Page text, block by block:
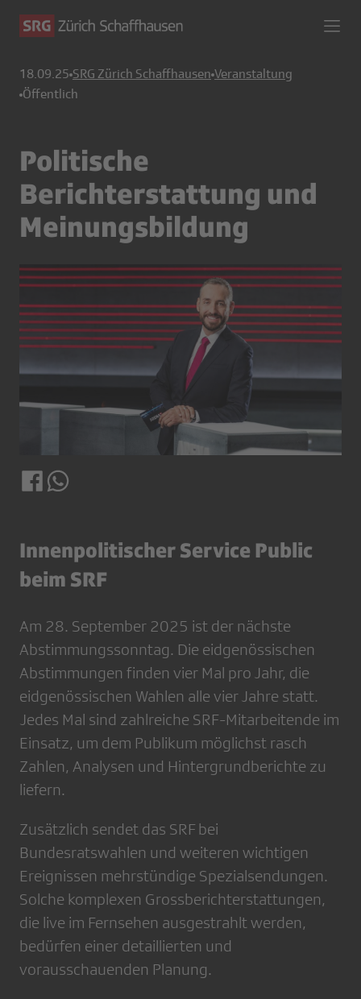
18.09.25 SRG Zürich Schaffhausen Veranstaltung
Öffentlich
Politische
Berichterstattung und
Meinungsbildung
Innenpolitischer Service Public
beim SRF
Am 28. September 2025 ist der nächste
Abstimmungssonntag. Die eidgenössischen
Abstimmungen finden vier Mal pro Jahr, die
eidgenössischen Wahlen alle vier Jahre statt.
Jedes Mal sind zahlreiche SRF-Mitarbeitende im
Einsatz, um dem Publikum möglichst rasch
Zahlen, Analysen und Hintergrundberichte zu
liefern.
Zusätzlich sendet das SRF bei
Bundesratswahlen und weiteren wichtigen
Ereignissen mehrstündige Spezialsendungen.
Solche komplexen Grossberichterstattungen,
die live im Fernsehen ausgestrahlt werden,
bedürfen einer detaillierten und
vorausschauenden Planung.